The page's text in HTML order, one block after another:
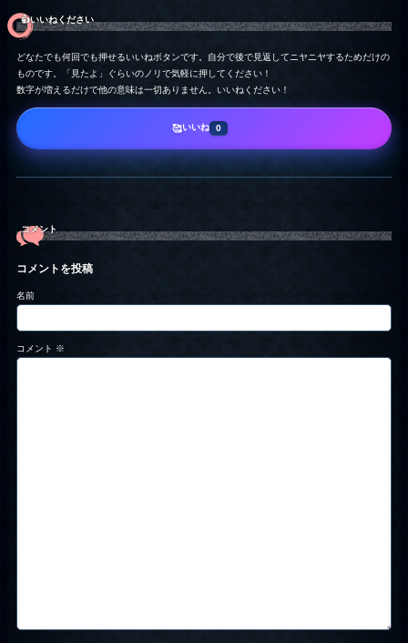
👍️いいねください
どなたでも何回でも押せるいいねボタンです。自分で後で見返してニヤニヤするためだけの
ものです。「見たよ」ぐらいのノリで気軽に押してください！
数字が増えるだけで他の意味は一切ありません。いいねください！
🥰いいね 0
コメント
コメントを投稿
名前
コメント ※